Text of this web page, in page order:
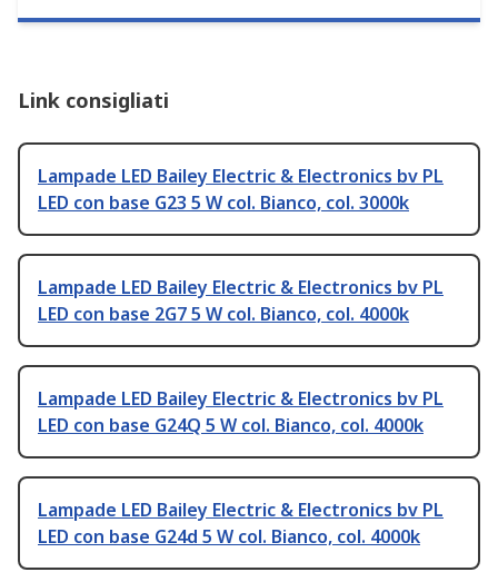
Link consigliati
Lampade LED Bailey Electric & Electronics bv PL
LED con base G23 5 W col. Bianco, col. 3000k
Lampade LED Bailey Electric & Electronics bv PL
LED con base 2G7 5 W col. Bianco, col. 4000k
Lampade LED Bailey Electric & Electronics bv PL
LED con base G24Q 5 W col. Bianco, col. 4000k
Lampade LED Bailey Electric & Electronics bv PL
LED con base G24d 5 W col. Bianco, col. 4000k